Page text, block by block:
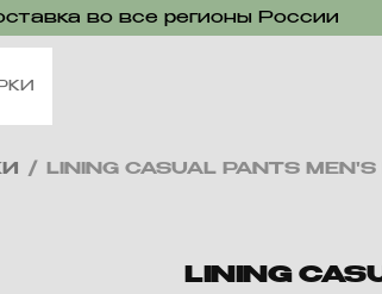
во все регионы России
/ LINING CASUAL PANTS
LINING